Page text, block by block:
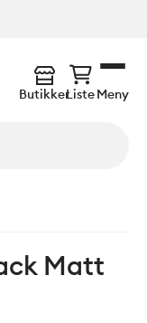
ButikkerListeMeny
Matt